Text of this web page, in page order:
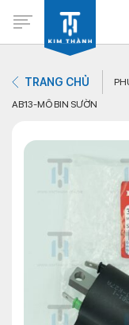
Không có
TRANG CHỦ
AB13-MÔ BIN SƯỜN